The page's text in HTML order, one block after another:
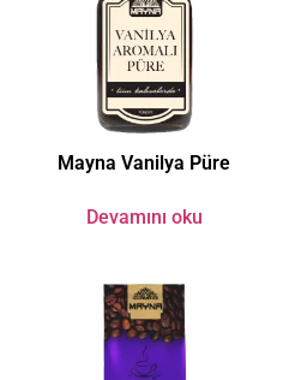
Mayna Vanilya Püre
Devamını oku